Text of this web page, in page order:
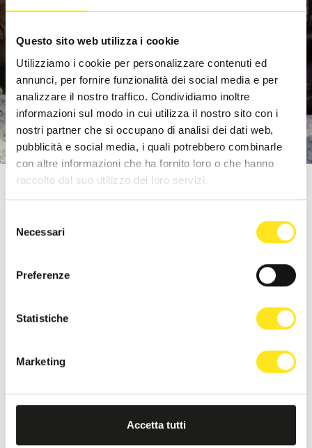
Questo sito web utilizza i cookie
Utilizziamo i cookie per personalizzare contenuti ed
annunci, per fornire funzionalità dei social media e per
analizzare il nostro traffico. Condividiamo inoltre
informazioni sul modo in cui utilizza il nostro sito con i
nostri partner che si occupano di analisi dei dati web,
pubblicità e social media, i quali potrebbero combinarle
con altre informazioni che ha fornito loro o che hanno
raccolto dal suo utilizzo dei loro servizi.
delNecessari
Preferenze
Statistiche
Marketing
Accetta tutti
ESPLORA IL SOTTOSUOLO
Una passeggiata nella Ragusa in negativo.